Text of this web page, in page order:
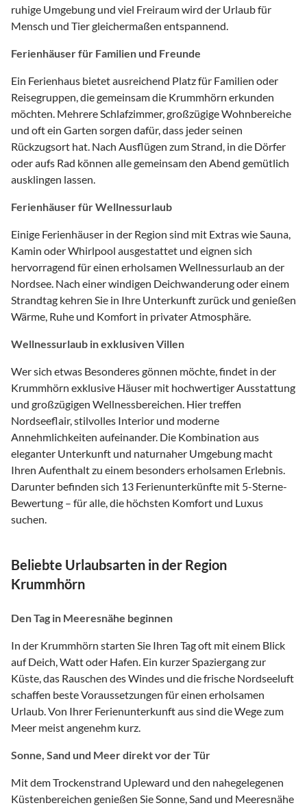
ruhige Umgebung und viel Freiraum wird der Urlaub für
Mensch und Tier gleichermaßen entspannend.
Ferienhäuser für Familien und Freunde
Ein Ferienhaus bietet ausreichend Platz für Familien oder
Reisegruppen, die gemeinsam die Krummhörn erkunden
möchten. Mehrere Schlafzimmer, großzügige Wohnbereiche
und oft ein Garten sorgen dafür, dass jeder seinen
Rückzugsort hat. Nach Ausflügen zum Strand, in die Dörfer
oder aufs Rad können alle gemeinsam den Abend gemütlich
ausklingen lassen.
Ferienhäuser für Wellnessurlaub
Einige Ferienhäuser in der Region sind mit Extras wie Sauna,
Kamin oder Whirlpool ausgestattet und eignen sich
hervorragend für einen erholsamen Wellnessurlaub an der
Nordsee. Nach einer windigen Deichwanderung oder einem
Strandtag kehren Sie in Ihre Unterkunft zurück und genießen
Wärme, Ruhe und Komfort in privater Atmosphäre.
Wellnessurlaub in exklusiven Villen
Wer sich etwas Besonderes gönnen möchte, findet in der
Krummhörn exklusive Häuser mit hochwertiger Ausstattung
und großzügigen Wellnessbereichen. Hier treffen
Nordseeflair, stilvolles Interior und moderne
Annehmlichkeiten aufeinander. Die Kombination aus
eleganter Unterkunft und naturnaher Umgebung macht
Ihren Aufenthalt zu einem besonders erholsamen Erlebnis.
Darunter befinden sich 13 Ferienunterkünfte mit 5-Sterne-
Bewertung – für alle, die höchsten Komfort und Luxus
suchen.
Beliebte Urlaubsarten in der Region
Krummhörn
Den Tag in Meeresnähe beginnen
In der Krummhörn starten Sie Ihren Tag oft mit einem Blick
auf Deich, Watt oder Hafen. Ein kurzer Spaziergang zur
Küste, das Rauschen des Windes und die frische Nordseeluft
schaffen beste Voraussetzungen für einen erholsamen
Urlaub. Von Ihrer Ferienunterkunft aus sind die Wege zum
Meer meist angenehm kurz.
Sonne, Sand und Meer direkt vor der Tür
Mit dem Trockenstrand Upleward und den nahegelegenen
Küstenbereichen genießen Sie Sonne, Sand und Meeresnähe